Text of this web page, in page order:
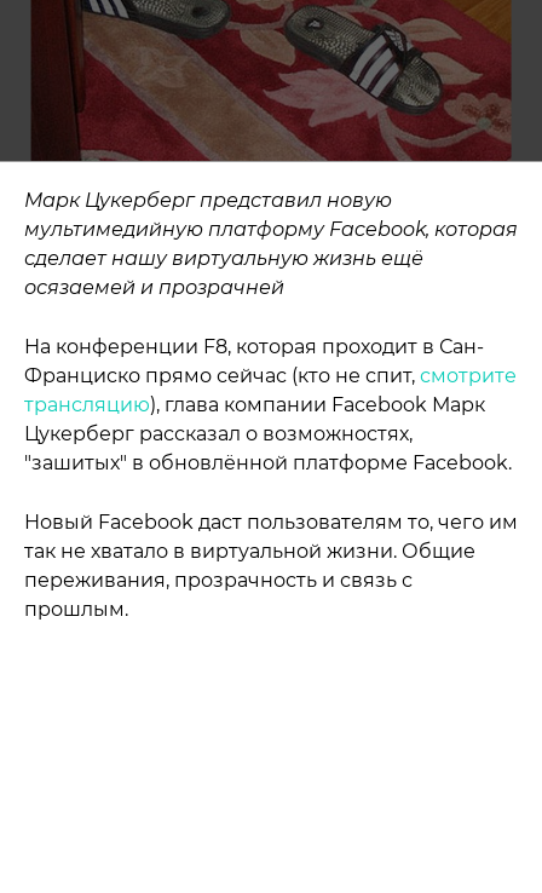
Марк Цукерберг представил новую
мультимедийную платформу Facebook, которая
сделает нашу виртуальную жизнь ещё
осязаемей и прозрачней
На конференции F8, которая проходит в Сан-
Франциско прямо сейчас (кто не спит, смотрите
трансляцию), глава компании Facebook Марк
Цукерберг рассказал о возможностях,
"зашитых" в обновлённой платформе Facebook.
Новый Facebook даст пользователям то, чего им
так не хватало в виртуальной жизни. Общие
переживания, прозрачность и связь с
прошлым.